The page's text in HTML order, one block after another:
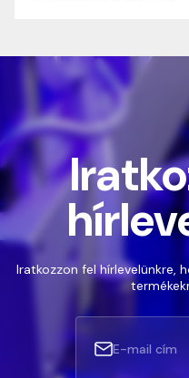
Iratkozzon fel hírlevelünkre,